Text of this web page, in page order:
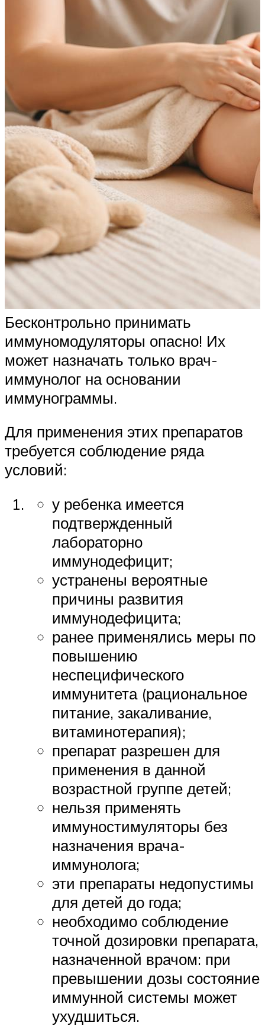
Бесконтрольно принимать
иммуномодуляторы опасно! Их
может назначать только врач-
иммунолог на основании
иммунограммы.
Для применения этих препаратов
требуется соблюдение ряда
условий:
у ребенка имеется
подтвержденный
лабораторно
иммунодефицит;
устранены вероятные
причины развития
иммунодефицита;
ранее применялись меры по
повышению
неспецифического
иммунитета (рациональное
питание, закаливание,
витаминотерапия);
препарат разрешен для
применения в данной
возрастной группе детей;
нельзя применять
иммуностимуляторы без
назначения врача-
иммунолога;
эти препараты недопустимы
для детей до года;
необходимо соблюдение
точной дозировки препарата,
назначенной врачом: при
превышении дозы состояние
иммунной системы может
ухудшиться.